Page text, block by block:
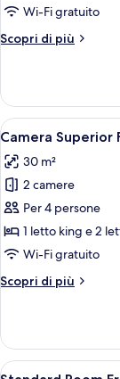
Superior
letto
2
letti
singoli
Wi-Fi gratuito
Scopri di più
Altri
Superior
con
letto
matrimoniale
o
2
letti
singoli
Apri
tutte
le
foto
per
Camera
Superior
4
Camera Superior
30 m²
2 camere
Per 4 persone
1 letto king e 2
Wi-Fi gratuito
Scopri di più
Altri
Superior
Family
Apri